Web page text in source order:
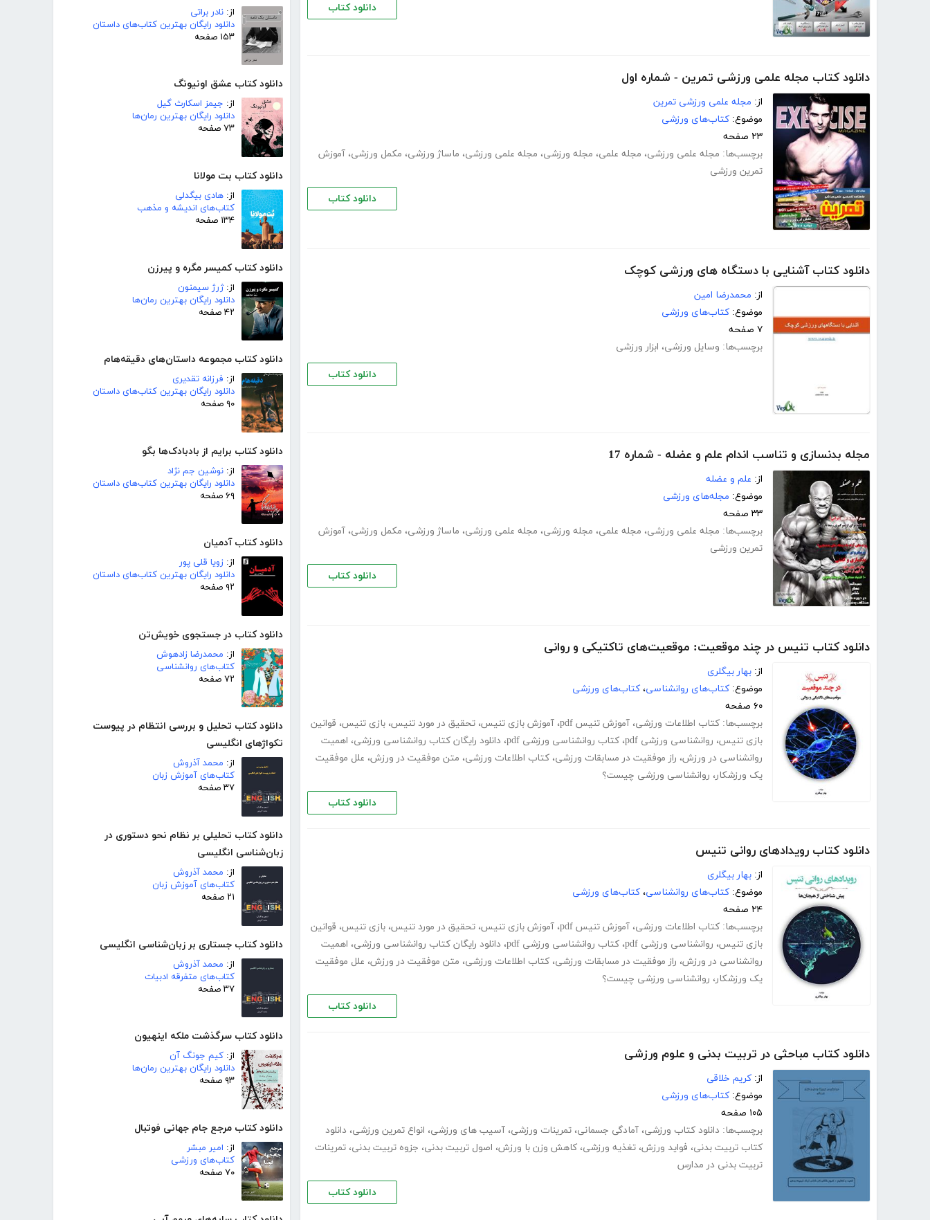
از: نادر براتی
دانلود رایگان بهترین کتاب‌های داستان
۱۵۳ صفحه
دانلود کتاب عشق اونیونگ
از: جیمز اسکارث گیل
دانلود رایگان بهترین رمان‌ها
۷۳ صفحه
دانلود کتاب بت مولانا
از: هادی بیگدلی
کتاب‌های اندیشه و مذهب
۱۳۴ صفحه
دانلود کتاب کمیسر مگره و پیرزن
از:ژرژ سیمنون
دانلود رایگان بهترین رمان‌ها
۴۲ صفحه
دانلود کتاب مجموعه داستان‌های دقیقه‌هام
از: فرزانه تقدیری
دانلود رایگان بهترین کتاب‌های داستان
۹۰ صفحه
دانلود کتاب برایم از بادبادک‌ها بگو
از: نوشین جم نژاد
دانلود رایگان بهترین کتاب‌های داستان
۶۹ صفحه
دانلود کتاب آدمیان
از: زویا قلی پور
دانلود رایگان بهترین کتاب‌های داستان
۹۲ صفحه
دانلود کتاب در جستجوی خویش‌تن
از: محمدرضا زادهوش
کتاب‌های روانشناسی
۷۲ صفحه
دانلود کتاب تحلیل و بررسی انتظام در پیوست
تکواژهای انگلیسی
از: محمد آذروش
کتاب‌های آموزش زبان
۳۷ صفحه
دانلود کتاب تحلیلی بر نظام نحو دستوری در
زبان‌شناسی انگلیسی
از: محمد آذروش
کتاب‌های آموزش زبان
۲۱ صفحه
دانلود کتاب جستاری بر زبان‌شناسی انگلیسی
از: محمد آذروش
کتاب‌های متفرقه ادبیات
۳۷ صفحه
دانلود کتاب سرگذشت ملکه اینهیون
از: کیم جونگ آن
دانلود رایگان بهترین رمان‌ها
۹۳ صفحه
دانلود کتاب مرجع جام جهانی فوتبال
از: امیر مبشر
کتاب‌های ورزشی
۷۰ صفحه
دانلود کتاب
دانلود کتاب مجله علمی ورزشی تمرین - شماره اول
از: مجله علمی ورزشی تمرین
موضوع: کتاب‌های ورزشی
۲۳ صفحه
برچسب‌ها: مجله علمی ورزشی، مجله علمی، مجله ورزشی، مجله علمی ورزشی، ماساژ ورزشی، مکمل ورزشی، آموزش
تمرین ورزشی
دانلود کتاب
دانلود کتاب آشنایی با دستگاه های ورزشی کوچک
از: محمدرضا امین
موضوع: کتاب‌های ورزشی
۷ صفحه
برچسب‌ها: وسایل ورزشی، ابزار ورزشی
دانلود کتاب
مجله بدنسازی و تناسب اندام علم و عضله - شماره 17
از: علم و عضله
موضوع: مجله‌های ورزشی
۳۳ صفحه
برچسب‌ها: مجله علمی ورزشی، مجله علمی، مجله ورزشی، مجله علمی ورزشی، ماساژ ورزشی، مکمل ورزشی، آموزش
تمرین ورزشی
دانلود کتاب
دانلود کتاب تنیس در چند موقعیت: موقعیت‌های تاکتیکی و روانی
از: بهار بیگلری
موضوع: کتاب‌های روانشناسی، کتاب‌های ورزشی
۶۰ صفحه
برچسب‌ها: کتاب اطلاعات ورزشی، آموزش تنیس pdf ، آموزش بازی تنیس، تحقیق در مورد تنیس، بازی تنیس، قوانین
بازی تنیس، روانشناسی ورزشی pdf ، کتاب روانشناسی ورزشی pdf ، دانلود رایگان کتاب روانشناسی ورزشی، اهمیت
روانشناسی در ورزش، راز موفقیت در مسابقات ورزشی، کتاب اطلاعات ورزشی، متن موفقیت در ورزش، علل موفقیت
یک ورزشکار، روانشناسی ورزشی چیست؟
دانلود کتاب
دانلود کتاب رویدادهای روانی تنیس
از: بهار بیگلری
موضوع: کتاب‌های روانشناسی، کتاب‌های ورزشی
۲۴ صفحه
برچسب‌ها: کتاب اطلاعات ورزشی، آموزش تنیس pdf ، آموزش بازی تنیس، تحقیق در مورد تنیس، بازی تنیس، قوانین
بازی تنیس، روانشناسی ورزشی pdf ، کتاب روانشناسی ورزشی pdf ، دانلود رایگان کتاب روانشناسی ورزشی، اهمیت
روانشناسی در ورزش، راز موفقیت در مسابقات ورزشی، کتاب اطلاعات ورزشی، متن موفقیت در ورزش، علل موفقیت
یک ورزشکار، روانشناسی ورزشی چیست؟
دانلود کتاب
دانلود کتاب مباحثی در تربیت بدنی و علوم ورزشی
از: کریم خلاقی
موضوع: کتاب‌های ورزشی
۱۰۵ صفحه
برچسب‌ها: دانلود کتاب ورزشی، آمادگی جسمانی، تمرینات ورزشی، آسیب های ورزشی، انواع تمرین ورزشی، دانلود
کتاب تربیت بدنی، فواید ورزش، تغذیه ورزشی، کاهش وزن با ورزش، اصول تربیت بدنی، جزوه تربیت بدنی، تمرینات
تربیت بدنی در مدارس
دانلود کتاب